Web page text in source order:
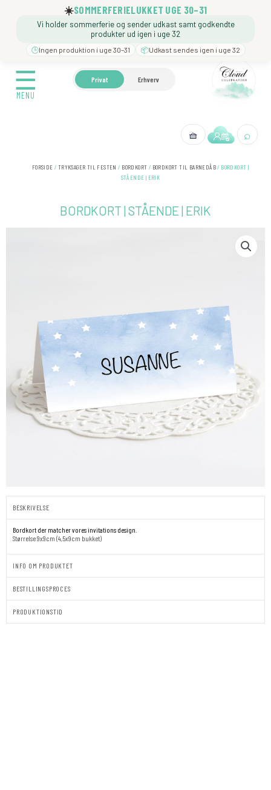
☀️SOMMERFERIELUKKET UGE 30–31
Vi holder sommerferie og sender udkast samt godkendte
produkter ud igen i uge 32
🕒Ingen produktion i uge 30–31 📦Udkast sendes igen i uge 32
☰
MENU
Privat Erhverv
🧺 ⌕
☰
MENU
🍼 BARNEDÅB ❓️ BESØG
FORSIDE / TRYKSAGER TIL FESTEN / BORDKORT / BORDKORT TIL BARNEDÅB/ BORDKORT |
STÅENDE | ERIK
BORDKORT | STÅENDE | ERIK
BESKRIVELSE
Bordkort der matcher vores invitations design.
Størrelse 9x9cm (4,5x9cm bukket)
INFO OM PRODUKTET
BESTILLINGSPROCES
PRODUKTIONSTID